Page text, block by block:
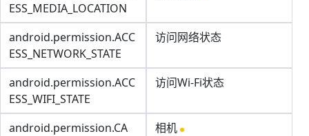
ESS_MEDIA_LOCATION
android.permission.ACC
ESS_NETWORK_STATE
访问网络状态
android.permission.ACC
ESS_WIFI_STATE
访问Wi-Fi状态
android.permission.CA
相机